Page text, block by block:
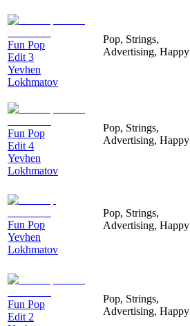
Fun Pop
Edit 3
Yevhen
Lokhmatov
Pop, Strings,
Advertising, Happy
Fun Pop
Edit 4
Yevhen
Lokhmatov
Pop, Strings,
Advertising, Happy
Fun Pop
Yevhen
Lokhmatov
Pop, Strings,
Advertising, Happy
Fun Pop
Edit 2
Pop, Strings,
Advertising, Happy